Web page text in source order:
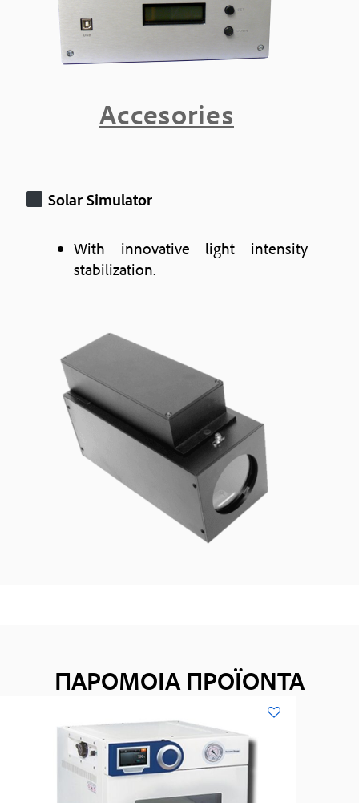
Accesories
Solar Simulator
With innovative light intensity
stabilization.
ΠΑΡΟΜΟΙΑ ΠΡΟΪΟΝΤΑ